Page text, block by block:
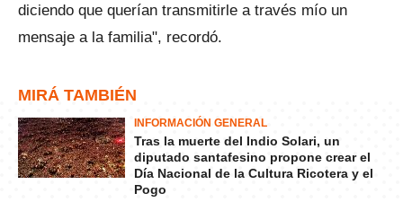
diciendo que querían transmitirle a través mío un
mensaje a la familia", recordó.
MIRÁ TAMBIÉN
INFORMACIÓN GENERAL
Tras la muerte del Indio Solari, un
diputado santafesino propone crear el
Día Nacional de la Cultura Ricotera y el
Pogo